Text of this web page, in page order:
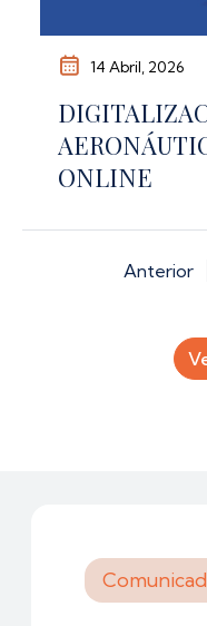
14 Abril, 2026
ONLINE
Anterior